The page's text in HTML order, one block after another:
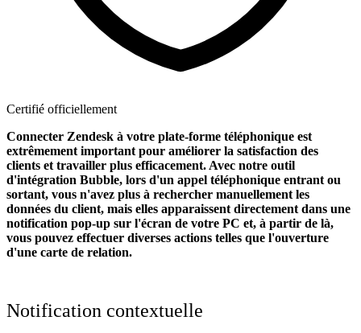
Certifié officiellement
Connecter Zendesk à votre plate-forme téléphonique est
extrêmement important pour améliorer la satisfaction des
clients et travailler plus efficacement. Avec notre outil
d'intégration Bubble, lors d'un appel téléphonique entrant ou
sortant, vous n'avez plus à rechercher manuellement les
données du client, mais elles apparaissent directement dans une
notification pop-up sur l'écran de votre PC et, à partir de là,
vous pouvez effectuer diverses actions telles que l'ouverture
d'une carte de relation.
Notification contextuelle